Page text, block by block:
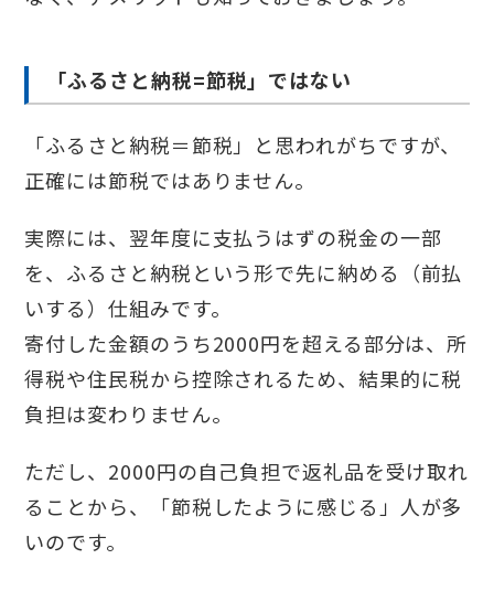
「ふるさと納税=節税」ではない
「ふるさと納税＝節税」と思われがちですが、
正確には節税ではありません。
実際には、翌年度に支払うはずの税金の一部
を、ふるさと納税という形で先に納める（前払
いする）仕組みです。
寄付した金額のうち2000円を超える部分は、所
得税や住民税から控除されるため、結果的に税
負担は変わりません。
ただし、2000円の自己負担で返礼品を受け取れ
ることから、「節税したように感じる」人が多
いのです。